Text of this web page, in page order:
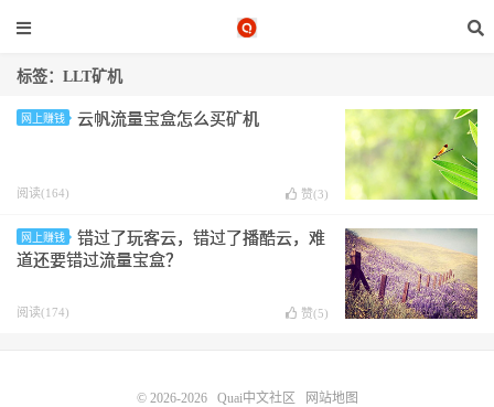
标签：LLT矿机
网上赚钱 云帆流量宝盒怎么买矿机
阅读(164) 赞(3)
网上赚钱
错过了玩客云，错过了播酷云，难
道还要错过流量宝盒？
阅读(174) 赞(5)
© 2026-2026 Quai中文社区 网站地图